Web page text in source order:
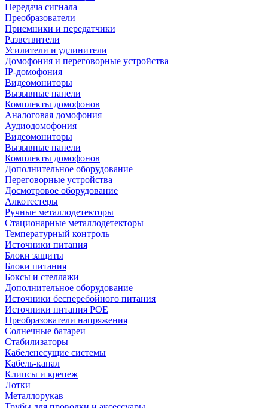
Передача сигнала
Преобразователи
Приемники и передатчики
Разветвители
Усилители и удлинители
Домофония и переговорные устройства
IP-домофония
Видеомониторы
Вызывные панели
Комплекты домофонов
Аналоговая домофония
Аудиодомофония
Видеомониторы
Вызывные панели
Комплекты домофонов
Дополнительное оборудование
Переговорные устройства
Досмотровое оборудование
Алкотестеры
Ручные металлодетекторы
Стационарные металлодетекторы
Температурный контроль
Источники питания
Блоки защиты
Блоки питания
Боксы и стеллажи
Дополнительное оборудование
Источники бесперебойного питания
Источники питания POE
Преобразователи напряжения
Солнечные батареи
Стабилизаторы
Кабеленесущие системы
Кабель-канал
Клипсы и крепеж
Лотки
Металлорукав